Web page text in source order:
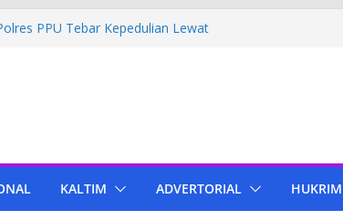
PPU Tebar Kepedulian Lewat
Cepu
di KIPP Karena Jual Air Mineral
Bupati PPU Dukung
Lampu, Polres PPU Ringkus Pria
KALTIM ADVERTORIAL HUKRIM